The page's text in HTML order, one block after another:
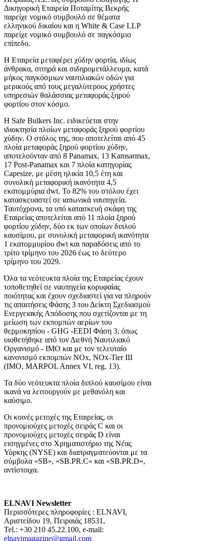
Δικηγορική Εταιρεία Ποταμίτης Βεκρής
παρείχε νομικό συμβουλό σε θέματα
ελληνικού δικαίου και η White & Case LLP
παρείχε νομικό συμβουλό σε παγκόσμιο
επίπεδο.
Η Εταιρεία μεταφέρει χύδην φορτία, ιδίως
άνθρακα, σιτηρά και σιδηρομετάλλευμα, κατά
μήκος παγκόσμιων ναυτιλιακών οδών για
μερικούς από τους μεγαλύτερους χρήστες
υπηρεσιών θαλάσσιας μεταφοράς ξηρού
φορτίου στον κόσμο.
Η Safe Bulkers Inc. ειδικεύεται στην
ιδιοκτησία πλοίων μεταφοράς ξηρού φορτίου
χύδην. Ο στόλος της, που αποτελείται από 45
πλοία μεταφοράς ξηρού φορτίου χύδην,
αποτελούνταν από 8 Panamax, 13 Kamsarmax,
17 Post-Panamax και 7 πλοία κατηγορίας
Capesize, με μέση ηλικία 10,5 έτη και
συνολική μεταφορική ικανότητα 4,5
εκατομμύρια dwt. Το 82% του στόλου έχει
κατασκευαστεί σε ιαπωνικά ναυπηγεία.
Ταυτόχρονα, τα υπό κατασκευή σκάφη της
Εταιρείας αποτελείται από 11 πλοία ξηρού
φορτίου χύδην, δύο εκ των οποίων διπλού
καυσίμου, με συνολική μεταφορική ικανότητα
1 εκατομμυρίου dwt και παραδόσεις από το
τρίτο τρίμηνο του 2026 έως το δεύτερο
τρίμηνο του 2029.
Όλα τα νεότευκτα πλοία της Εταιρείας έχουν
τοποθετηθεί σε ναυπηγεία κορυφαίας
ποιότητας και έχουν σχεδιαστεί για να πληρούν
τις απαιτήσεις Φάσης 3 του Δείκτη Σχεδιασμού
Ενεργειακής Απόδοσης που σχετίζονται με τη
μείωση των εκπομπών αερίων του
θερμοκηπίου - GHG -EEDI Φάση 3, όπως
υιοθετήθηκε από τον Διεθνή Ναυτιλιακό
Οργανισμό - IMO και με τον τελευταίο
κανονισμό εκπομπών NOx, NOx-Tier III
(IMO, MARPOL Annex VI, reg. 13).
Τα δύο νεότευκτα πλοία διπλού καυσίμου είναι
ικανά να λειτουργούν με μεθανόλη και
καύσιμο.
Οι κοινές μετοχές της Εταιρείας, οι
προνομιούχες μετοχές σειράς C και οι
προνομιούχες μετοχές σειράς D είναι
εισηγμένες στο Χρηματιστήριο της Νέας
Υόρκης (NYSE) και διαπραγματεύονται με τα
σύμβολα «SB», «SB.PR.C» και «SB.PR.D»,
αντίστοιχα.
ELNAVI Newsletter
Περισσότερες πληροφορίες : ELNAVI,
Αριστείδου 19, Πειραιάς 18531,
Tel.: +30 210 45.22.100, e-mail:
elnavimagazine@gmail.com